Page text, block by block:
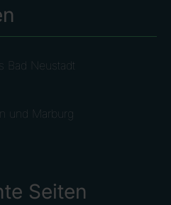
Bad Neustadt
und Marburg
Seiten